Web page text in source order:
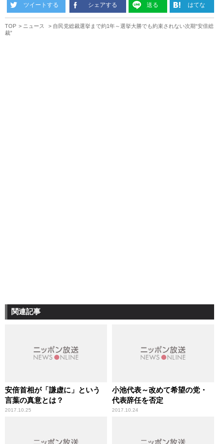
ツイートする シェアする 送る はてな
TOP ニュース
自民党総裁選挙まで約1年～選挙大勝でも約束されない次期“安倍総
裁”
関連記事
安倍首相が「謙虚に」という
言葉の真意とは？
2017.10.25
小池代表～改めて希望の党・
代表辞任を否定
2017.10.24